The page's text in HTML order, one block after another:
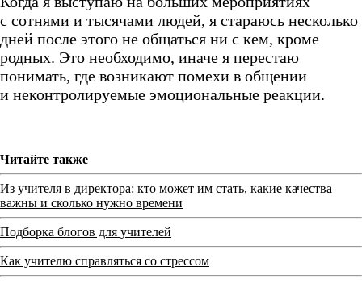
с сотнями и тысячами людей, я стараюсь несколько
дней после этого не общаться ни с кем, кроме
родных. Это необходимо, иначе я перестаю
понимать, где возникают помехи в общении
и неконтролируемые эмоциональные реакции.
Читайте также
Из учителя в директора: кто может им стать, какие качества
важны и сколько нужно времени
Подборка блогов для учителей
Как учителю справляться со стрессом